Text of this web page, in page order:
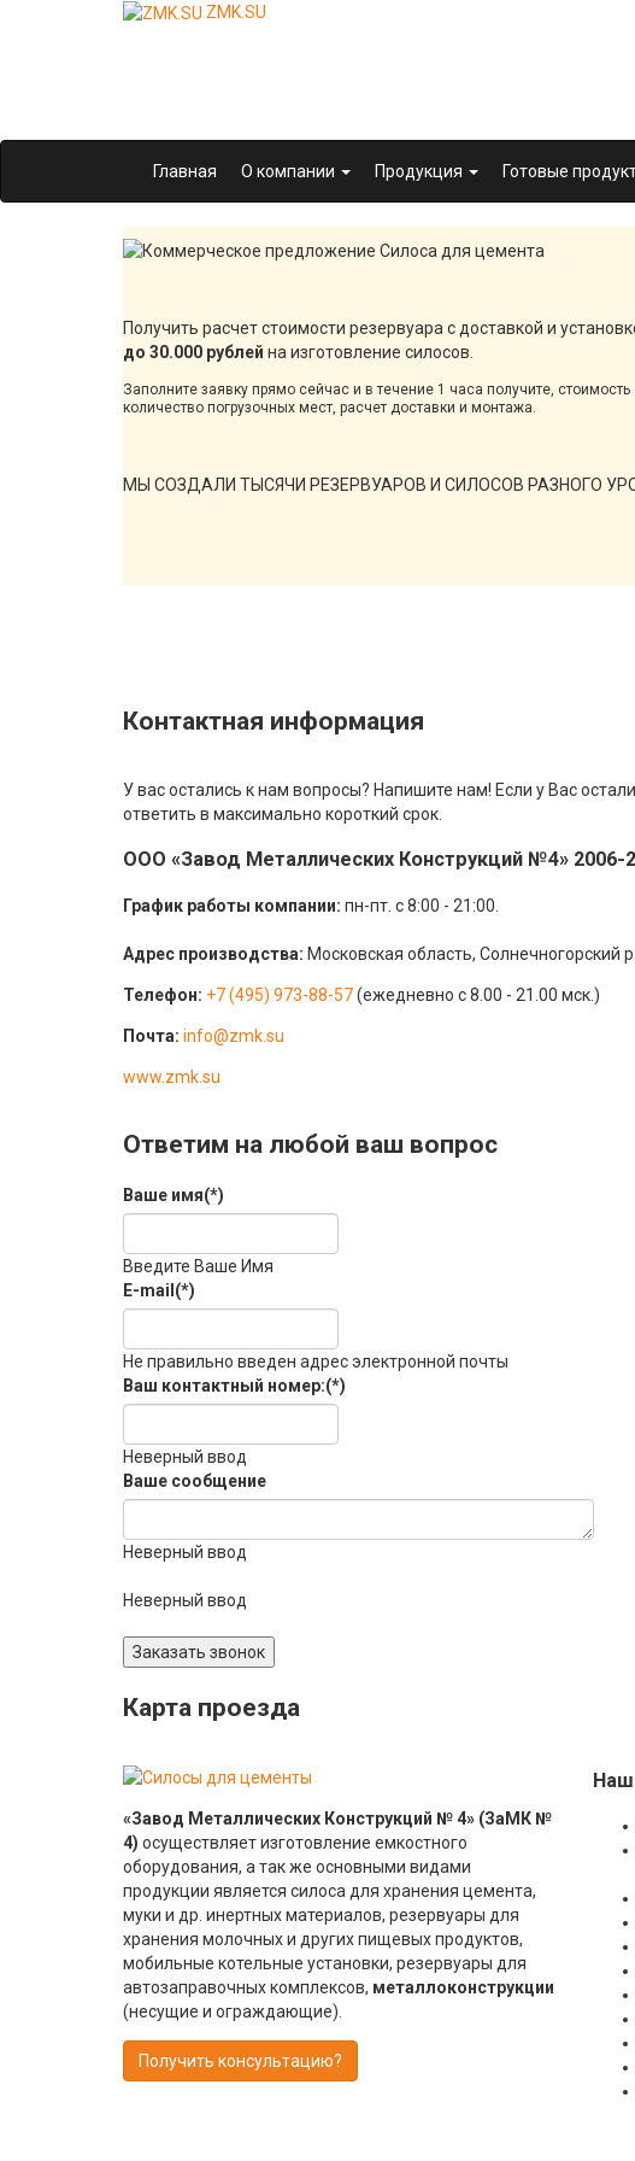
ZMK.SU
Главная О компании Продукция Готовые
Получить расчет стоимости резервуара с доставкой и
до 30.000 рублей на изготовление силосов.
Заполните заявку прямо сейчас и в течение 1 часа получите, стоимость
количество погрузочных мест, расчет доставки и монтажа.
МЫ СОЗДАЛИ ТЫСЯЧИ РЕЗЕРВУАРОВ И СИЛОСОВ РАЗНОГО
Контактная информация
У вас остались к нам вопросы? Напишите нам! Если у Вас
ответить в максимально короткий срок.
ООО «Завод Металлических Конструкций №4» 2006-
График работы компании: пн-пт. с 8:00 - 21:00.
Адрес производства: Московская область, Солнечногорский
Телефон: +7 (495) 973-88-57(ежедневно с 8.00 - 21.00 мск.)
Почта: info@zmk.su
www.zmk.su
Ответим на любой ваш вопрос
Ваше имя(*)
Введите Ваше Имя
E-mail (*)
Не правильно введен адрес электронной почты
Ваш контактный номер:(*)
Неверный ввод
Ваше сообщение
Неверный ввод
Неверный ввод
Заказать звонок
Карта проезда
«Завод Металлических Конструкций № 4» (ЗаМК №
4) осуществляет изготовление емкостного
оборудования, а так же основными видами
продукции является силоса для хранения цемента,
муки и др. инертных материалов, резервуары для
хранения молочных и других пищевых продуктов,
мобильные котельные установки, резервуары для
автозаправочных комплексов, металлоконструкции
(несущие и ограждающие).
Получить консультацию?